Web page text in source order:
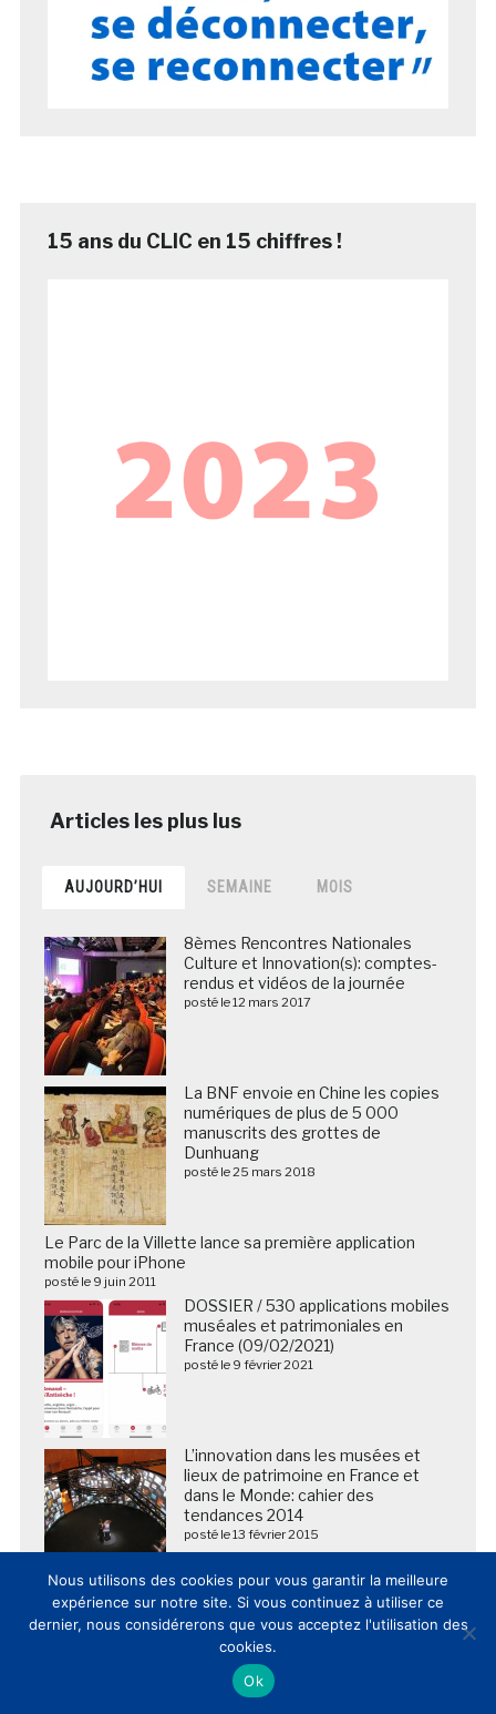
15 ans du CLIC en 15 chiffres !
AUJOURD’HUI SEMAINE MOIS
8èmes Rencontres Nationales
Culture et Innovation(s): comptes-
rendus et vidéos de la journée
posté le 12 mars 2017
La BNF envoie en Chine les copies
numériques de plus de 5 000
manuscrits des grottes de
Dunhuang
posté le 25 mars 2018
Le Parc de la Villette lance sa première application
mobile pour iPhone
posté le 9 juin 2011
DOSSIER / 530 applications mobiles
muséales et patrimoniales en
France (09/02/2021)
posté le 9 février 2021
L’innovation dans les musées et
lieux de patrimoine en France et
dans le Monde: cahier des
tendances 2014
posté le 13 février 2015
Nous utilisons des cookies pour vous garantir la meilleure
expérience sur notre site. Si vous continuez à utiliser ce
dernier, nous considérerons que vous acceptez l'utilisation des
cookies.
Ok